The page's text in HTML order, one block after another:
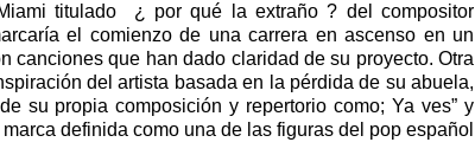
titulado ¿ por qué la extraño ? del compositor
el comienzo de una carrera en ascenso en un
canciones que han dado claridad de su proyecto. Otra
del artista basada en la pérdida de su abuela,
su propia composición y repertorio como; Ya ves” y
definida como una de las figuras del pop español